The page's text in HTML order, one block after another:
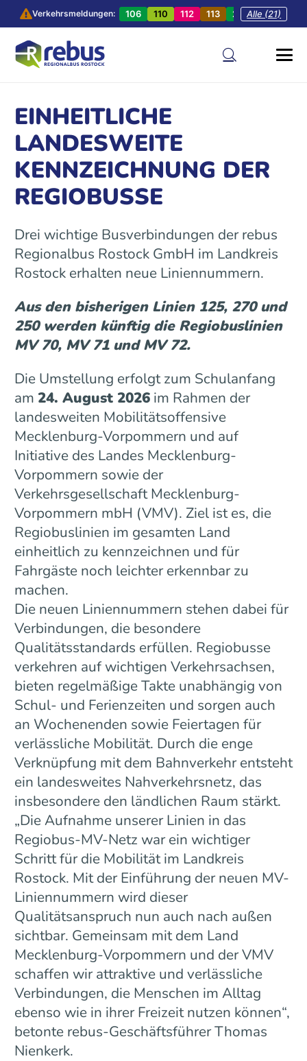
Verkehrsmeldungen: 106 110 112 113 201 202
Alle (21)
EINHEITLICHE
LANDESWEITE
KENNZEICHNUNG DER
REGIOBUSSE
Drei wichtige Busverbindungen der rebus
Regionalbus Rostock GmbH im Landkreis
Rostock erhalten neue Liniennummern.
Aus den bisherigen Linien 125, 270 und
250 werden künftig die Regiobuslinien
MV 70, MV 71 und MV 72.
Die Umstellung erfolgt zum Schulanfang
am 24. August 2026im Rahmen der
landesweiten Mobilitätsoffensive
Mecklenburg-Vorpommern und auf
Initiative des Landes Mecklenburg-
Vorpommern sowie der
Verkehrsgesellschaft Mecklenburg-
Vorpommern mbH (VMV). Ziel ist es, die
Regiobuslinien im gesamten Land
einheitlich zu kennzeichnen und für
Fahrgäste noch leichter erkennbar zu
machen.
Die neuen Liniennummern stehen dabei für
Verbindungen, die besondere
Qualitätsstandards erfüllen. Regiobusse
verkehren auf wichtigen Verkehrsachsen,
bieten regelmäßige Takte unabhängig von
Schul- und Ferienzeiten und sorgen auch
an Wochenenden sowie Feiertagen für
verlässliche Mobilität. Durch die enge
Verknüpfung mit dem Bahnverkehr entsteht
ein landesweites Nahverkehrsnetz, das
insbesondere den ländlichen Raum stärkt.
„Die Aufnahme unserer Linien in das
Regiobus-MV-Netz war ein wichtiger
Schritt für die Mobilität im Landkreis
Rostock. Mit der Einführung der neuen MV-
Liniennummern wird dieser
Qualitätsanspruch nun auch nach außen
sichtbar. Gemeinsam mit dem Land
Mecklenburg-Vorpommern und der VMV
schaffen wir attraktive und verlässliche
Verbindungen, die Menschen im Alltag
ebenso wie in ihrer Freizeit nutzen können“,
betonte rebus-Geschäftsführer Thomas
Nienkerk.